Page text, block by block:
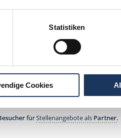
Statistiken
Cookies
Details anfragen
fürStellenangebote als Partner.